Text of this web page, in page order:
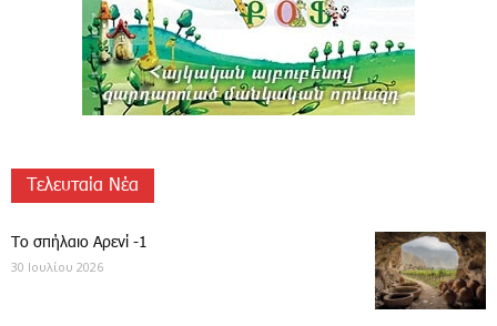
Τελευταία Νέα
Το σπήλαιο Αρενί -1
30 Ιουλίου 2026